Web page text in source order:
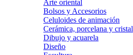
Arte oriental
Bolsos y Accesorios
Celuloides de animación
Cerámica, porcelana y cristal
Dibujo y acuarela
Diseño